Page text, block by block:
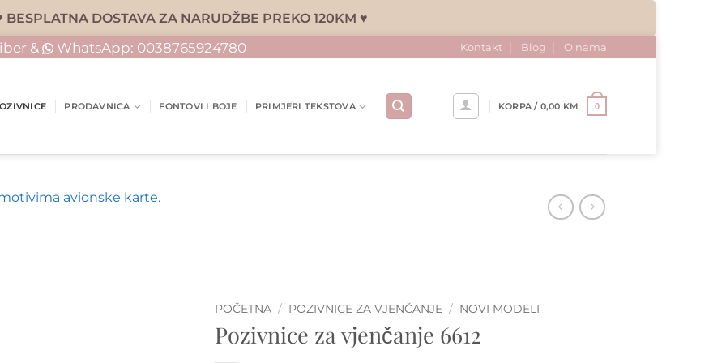
BESPLATNA DOSTAVA ZA NARUDŽBE PREKO 120KM ♥
& WhatsApp: 0038765924780 Kontakt Blog O nama
PRODAVNICA FONTOVI I BOJE PRIMJERI TEKSTOVA KORPA / 0,00 KM 0
POČETNA / POZIVNICE ZA VJENČANJE / NOVI MODELI
Pozivnice za vjenčanje 6612